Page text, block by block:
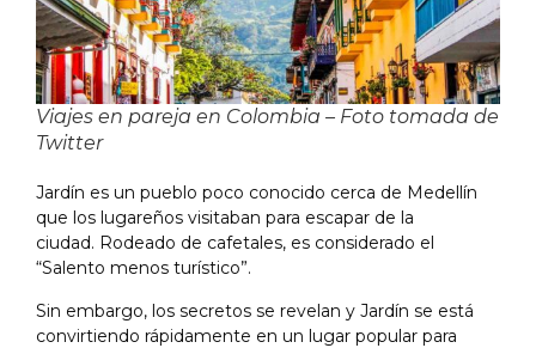
Viajes en pareja en Colombia – Foto tomada de
Twitter
Jardín es un pueblo poco conocido cerca de Medellín
que los lugareños visitaban para escapar de la
ciudad. Rodeado de cafetales, es considerado el
“Salento menos turístico”.
Sin embargo, los secretos se revelan y Jardín se está
convirtiendo rápidamente en un lugar popular para